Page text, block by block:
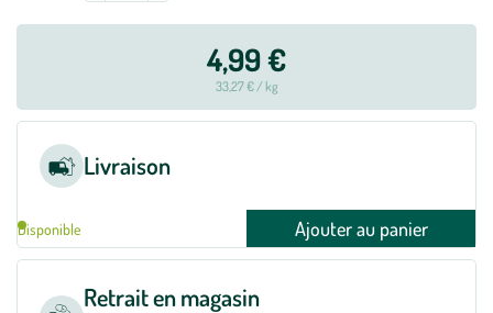
4,99 €
33,27 € / kg
Livraison
Disponible Ajouter au panier
Retrait en magasin